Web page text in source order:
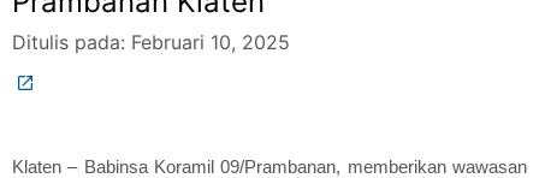
Ditulis pada: Februari 10, 2025
Klaten – Babinsa Koramil 09/Prambanan, memberikan wawasan